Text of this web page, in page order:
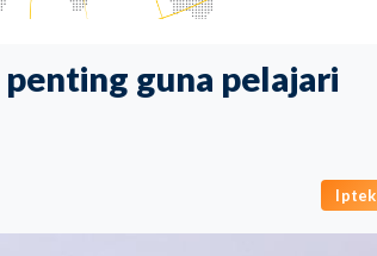
guna pelajari
Iptek